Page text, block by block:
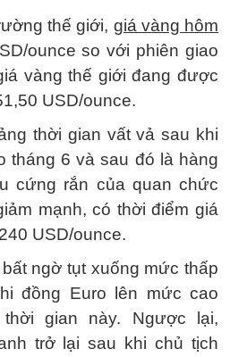
thế giới, giá vàng hôm
ounce so với phiên giao
vàng thế giới đang được
USD/ounce.
thời gian vất vả sau khi
tháng 6 và sau đó là hàng
cứng rắn của quan chức
mạnh, có thời điểm giá
USD/ounce.
ngờ tụt xuống mức thấp
đồng Euro lên mức cao
gian này. Ngược lại,
trở lại sau khi chủ tịch